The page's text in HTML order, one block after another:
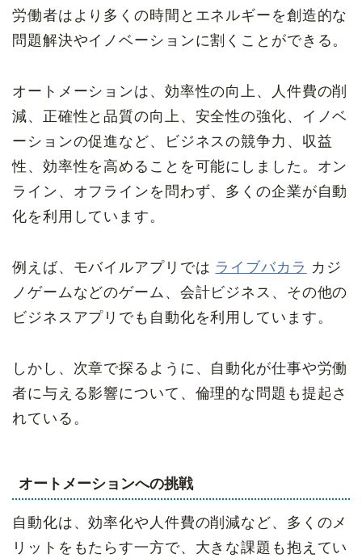
労働者はより多くの時間とエネルギーを創造的な
問題解決やイノベーションに割くことができる。
オートメーションは、効率性の向上、人件費の削
減、正確性と品質の向上、安全性の強化、イノベ
ーションの促進など、ビジネスの競争力、収益
性、効率性を高めることを可能にしました。オン
ライン、オフラインを問わず、多くの企業が自動
化を利用しています。
例えば、モバイルアプリでは ライブバカラ カジ
ノゲームなどのゲーム、会計ビジネス、その他の
ビジネスアプリでも自動化を利用しています。
しかし、次章で探るように、自動化が仕事や労働
者に与える影響について、倫理的な問題も提起さ
れている。
オートメーションへの挑戦
自動化は、効率化や人件費の削減など、多くのメ
リットをもたらす一方で、大きな課題も抱えてい